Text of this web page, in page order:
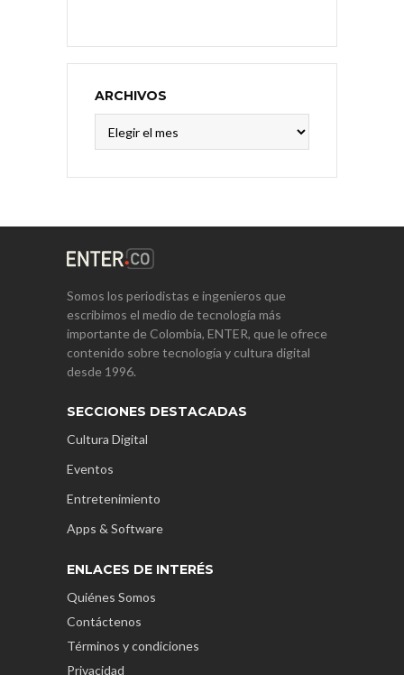
ARCHIVOS
Somos los periodistas e ingenieros que
escribimos el medio de tecnología más
importante de Colombia, ENTER, que le ofrece
contenido sobre tecnología y cultura digital
desde 1996.
SECCIONES DESTACADAS
Cultura Digital
Eventos
Entretenimiento
Apps & Software
ENLACES DE INTERÉS
Quiénes Somos
Contáctenos
Términos y condiciones
Privacidad